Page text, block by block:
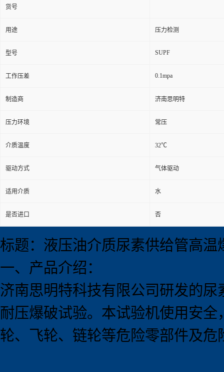
货号
用途 压力检测
型号 SUPF
工作压差 0.1mpa
制造商 济南思明特
压力环境 常压
介质温度 32℃
驱动方式 气体驱动
适用介质 水
是否进口 否
标题：液压油介质尿素供给管高温
一、产品介绍：
济南思明特科技有限公司研发的
耐压爆破试验。本试验机使用安
轮、飞轮、链轮等危险零部件及